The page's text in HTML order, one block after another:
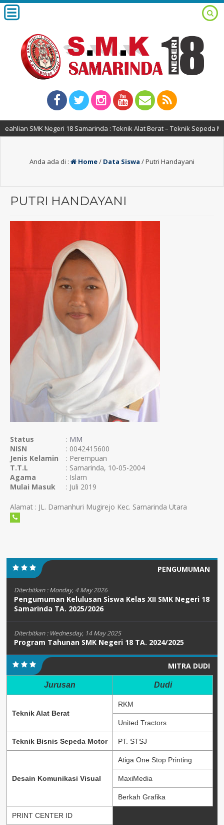
SMK Negeri 18 Samarinda : Teknik Alat Berat – Teknik Sepeda
Anda ada di : Home/ Data Siswa /Putri Handayani
PUTRI HANDAYANI
Status : MM
NISN
: 0042415600
Jenis Kelamin
: Perempuan
T.T.L
: Samarinda, 10-05-2004
Agama
: Islam
Mulai Masuk
: Juli 2019
Alamat : JL. Damanhuri Mugirejo Kec. Samarinda Utara
PENGUMUMAN
Diterbitkan :Monday, 4 May 2026
Pengumuman Kelulusan Siswa Kelas XII SMK Negeri 18
Samarinda TA. 2025/2026
Diterbitkan : Wednesday, 14 May 2025
Program Tahunan SMK Negeri 18 TA. 2024/2025
MITRA DUDI
Jurusan Dudi
Teknik Alat Berat
RKM
United Tractors
Teknik Bisnis Sepeda Motor PT. STSJ
Desain Komunikasi Visual
Atiga One Stop Printing
MaxiMedia
Berkah Grafika
PRINT CENTER ID